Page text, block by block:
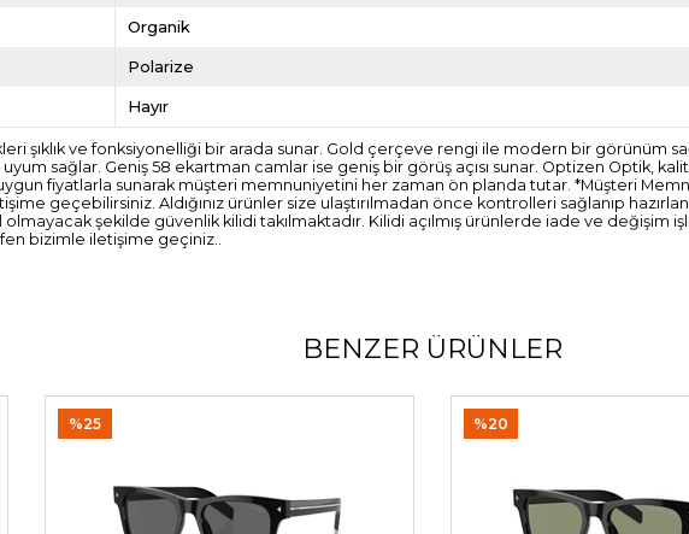
Organik
Polarize
Hayır
şıklık ve fonksiyonelliği bir arada sunar. Gold çerçeve rengi ile modern bir görünüm
uyum sağlar. Geniş 58 ekartman camlar ise geniş bir görüş açısı sunar. Optizen Optik,
fiyatlarla sunarak müşteri memnuniyetini her zaman ön planda tutar. *Müşteri
geçebilirsiniz. Aldığınız ürünler size ulaştırılmadan önce kontrolleri sağlanıp
şekilde güvenlik kilidi takılmaktadır. Kilidi açılmış ürünlerde iade ve değişim
bizimle iletişime geçiniz..
BENZER ÜRÜNLER
%25 %20